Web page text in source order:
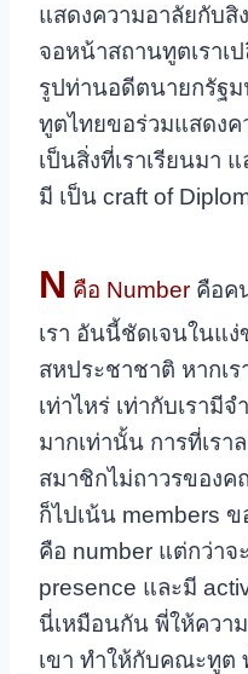
แสดงความอาลัยกับสิ
จอหน้าสถานทูตเราเ
รูปท่านอดีตนายกรัฐ
ทูตไทยขอร่วมแสดงค
เป็นสิ่งที่เราเรียนมา
มี เป็น craft of
N คือ Number คือค
เรา อันนี้ชัดเจนในแ
สหประชาชาติ หากเร
เท่าไหร่ เท่ากับเรามี
มากเท่านั้น การที่เรา
สมาชิกไม่ถาวรของค
ก็ไปเน้น members
คือ number แต่กว่าจ
presence และมี
นี่เหมือนกัน พี่ให้ควา
เขา ทำให้กับคณะทูต